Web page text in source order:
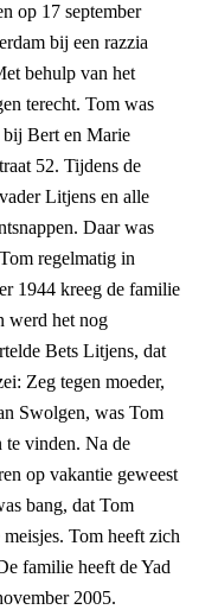
op 17 september
bij een razzia
behulp van het
terecht. Tom was
bij Bert en Marie
52. Tijdens de
Litjens en alle
Daar was
regelmatig in
1944 kreeg de familie
werd het nog
Bets Litjens, dat
Zeg tegen moeder,
Swolgen, was Tom
te vinden. Na de
op vakantie geweest
bang, dat Tom
Tom heeft zich
familie heeft de Yad
2005.